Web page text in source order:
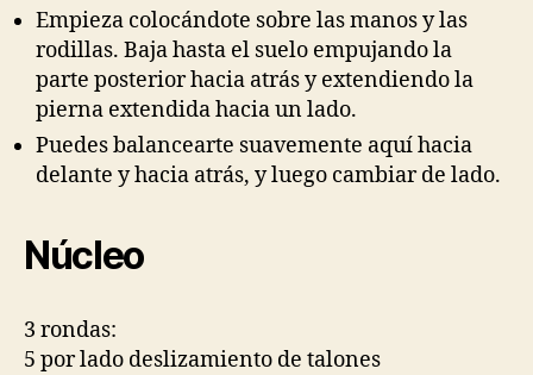
Empieza colocándote sobre las manos y las
rodillas. Baja hasta el suelo empujando la
parte posterior hacia atrás y extendiendo la
pierna extendida hacia un lado.
Puedes balancearte suavemente aquí hacia
delante y hacia atrás, y luego cambiar de lado.
Núcleo
3 rondas:
5 por lado deslizamiento de talones